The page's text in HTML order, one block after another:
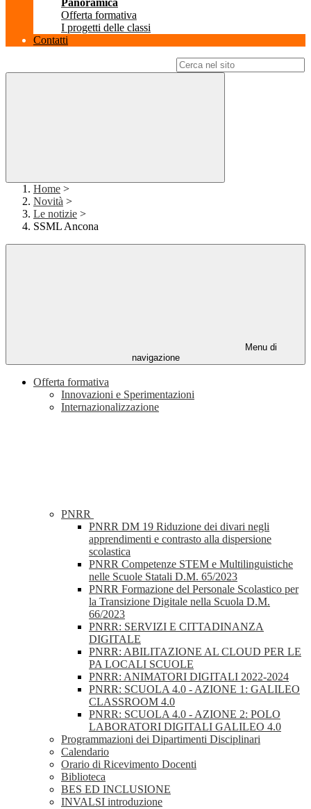
Panoramica
Offerta formativa
I progetti delle classi
Contatti
Home >
Novità >
Le notizie >
SSML Ancona
Menu di
navigazione
Offerta formativa
Innovazioni e Sperimentazioni
Internazionalizzazione
PNRR
PNRR DM 19 Riduzione dei divari negli
apprendimenti e contrasto alla dispersione
scolastica
PNRR Competenze STEM e Multilinguistiche
nelle Scuole Statali D.M. 65/2023
PNRR Formazione del Personale Scolastico per
la Transizione Digitale nella Scuola D.M.
66/2023
PNRR: SERVIZI E CITTADINANZA
DIGITALE
PNRR: ABILITAZIONE AL CLOUD PER LE
PA LOCALI SCUOLE
PNRR: ANIMATORI DIGITALI 2022-2024
PNRR: SCUOLA 4.0 - AZIONE 1: GALILEO
CLASSROOM 4.0
PNRR: SCUOLA 4.0 - AZIONE 2: POLO
LABORATORI DIGITALI GALILEO 4.0
Programmazioni dei Dipartimenti Disciplinari
Calendario
Orario di Ricevimento Docenti
Biblioteca
BES ED INCLUSIONE
INVALSI introduzione